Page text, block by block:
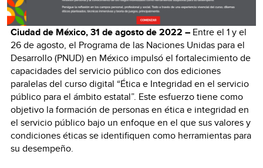
Ciudad de México, 31 de agosto de 2022 – Entre el 1 y el
26 de agosto, el Programa de las Naciones Unidas para el
Desarrollo (PNUD) en México impulsó el fortalecimiento de
capacidades del servicio público con dos ediciones
paralelas del curso digital “Ética e Integridad en el servicio
público para el ámbito estatal”. Este esfuerzo tiene como
objetivo la formación de personas en ética e integridad en
el servicio público bajo un enfoque en el que sus valores y
condiciones éticas se identifiquen como herramientas para
su desempeño.